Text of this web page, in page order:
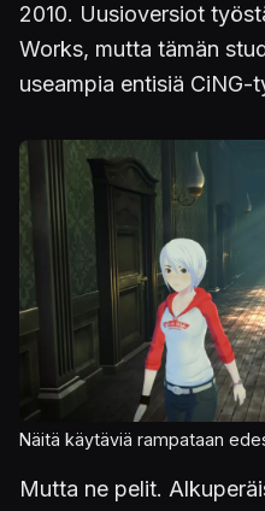
2010. Uusioversiot
Works, mutta tämän
useampia entisiä CiNG-
Kuva
Näitä käytäviä rampataan
Mutta ne pelit.